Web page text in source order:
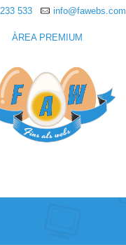
533 info@fawebs.com
ÀREA PREMIUM